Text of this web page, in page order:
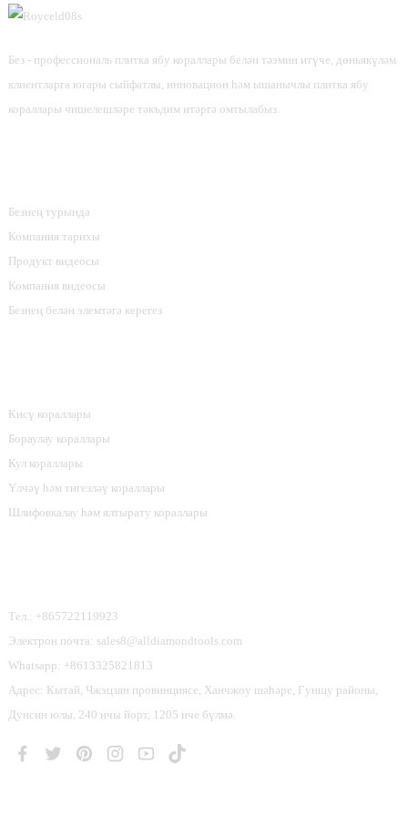
Без - профессиональ плитка ябу кораллары белән тәэмин итүче, дөньякүләм
клиентларга югары сыйфатлы, инновацион һәм ышанычлы плитка ябу
кораллары чишелешләре тәкъдим итәргә омтылабыз.
Безнең турында
Компания тарихы
Продукт видеосы
Компания видеосы
Безнең белән элемтәгә керегез
Кисү кораллары
Бораулау кораллары
Кул кораллары
Үлчәү һәм тигезләү кораллары
Шлифовкалау һәм ялтырату кораллары
Тел.: +865722119923
Электрон почта: sales8@alldiamondtools.com
Whatsapp: +8613325821813
Адрес: Кытай, Чжэцзян провинциясе, Ханчжоу шәһәре, Гуншу районы,
Дунсин юлы, 240 нчы йорт, 1205 нче бүлмә.